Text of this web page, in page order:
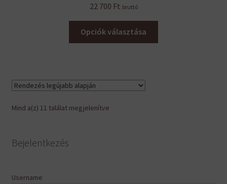
22 700 Ft bruttó
Opciók választása
Mind a(z) 11 találat megjelenítveSorted
Bejelentkezés
Username